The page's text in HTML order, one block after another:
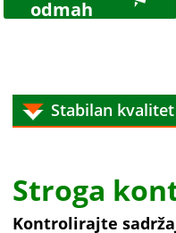
odmah
Stabilan
Stroga
Kontrolirajte